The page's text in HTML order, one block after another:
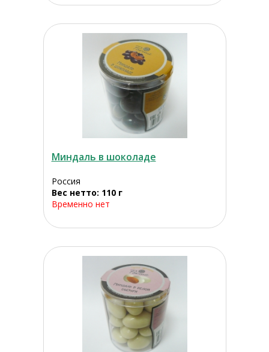
Миндаль в шоколаде
Россия
Вес нетто: 110 г
Временно нет